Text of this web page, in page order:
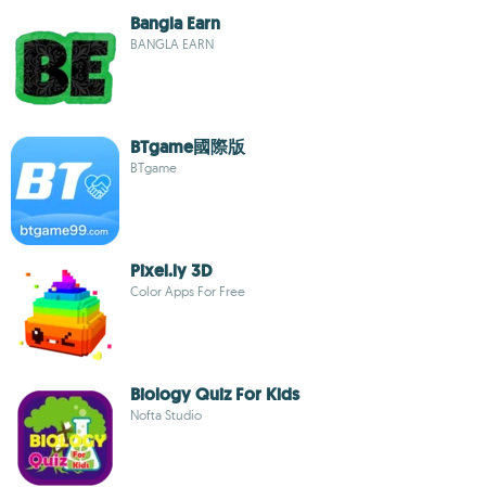
Bangla Earn
BANGLA EARN
BTgame國際版
BTgame
Pixel.ly 3D
Color Apps For Free
Biology Quiz For Kids
Nofta Studio